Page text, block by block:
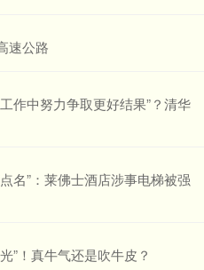
速公路
作中努力争取更好结果”？清华
名”：莱佛士酒店涉事电梯被强
”！真牛气还是吹牛皮？